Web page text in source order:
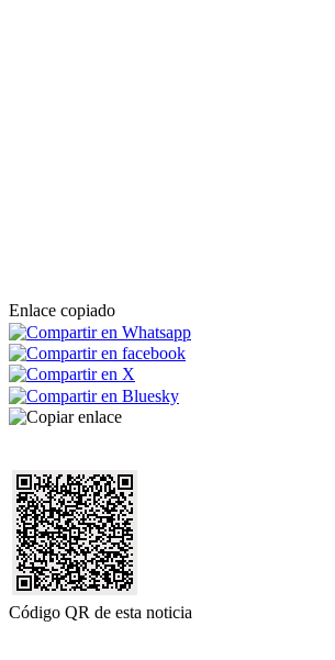
Enlace copiado
Código QR de esta noticia